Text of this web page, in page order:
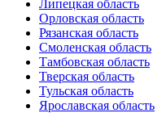
Липецкая область
Орловская область
Рязанская область
Смоленская область
Тамбовская область
Тверская область
Тульская область
Ярославская область